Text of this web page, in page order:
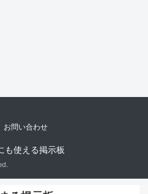
お問い合わせ
も使える掲示板